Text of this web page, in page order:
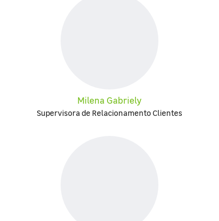
Milena Gabriely
Supervisora de Relacionamento Clientes